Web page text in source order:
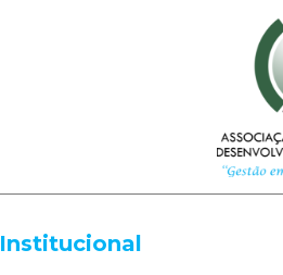
Institucional